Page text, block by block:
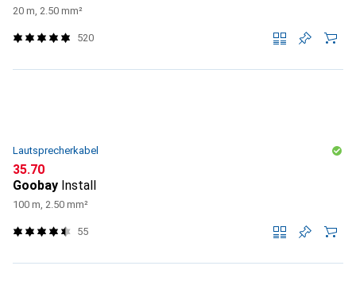
20 m, 2.50 mm²
520
Lautsprecherkabel
CHF
35.70
Goobay Install
100 m, 2.50 mm²
55